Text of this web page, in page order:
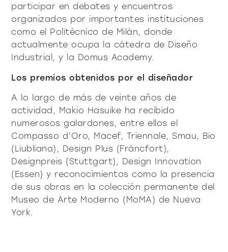
participar en debates y encuentros
organizados por importantes instituciones
como el Politécnico de Milán, donde
actualmente ocupa la cátedra de Diseño
Industrial, y la Domus Academy.
Los premios obtenidos por el diseñador
A lo largo de más de veinte años de
actividad, Makio Hasuike ha recibido
numerosos galardones, entre ellos el
Compasso d’Oro, Macef, Triennale, Smau, Bio
(Liubliana), Design Plus (Fráncfort),
Designpreis (Stuttgart), Design Innovation
(Essen) y reconocimientos como la presencia
de sus obras en la colección permanente del
Museo de Arte Moderno (MoMA) de Nueva
York.